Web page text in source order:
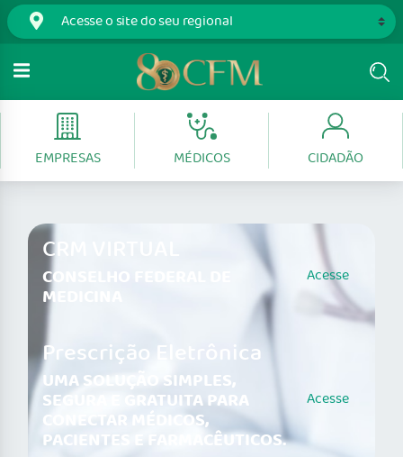
EMPRESAS MÉDICOS CIDADÃO
CRM VIRTUAL
CONSELHO FEDERAL DE
MEDICINA
Acesse
Prescrição Eletrônica
UMA SOLUÇÃO SIMPLES,
SEGURA E GRATUITA PARA
CONECTAR MÉDICOS,
PACIENTES E FARMACÊUTICOS.
Acesse